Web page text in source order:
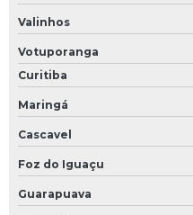
Valinhos
Votuporanga
Curitiba
Maringá
Cascavel
Foz do Iguaçu
Guarapuava